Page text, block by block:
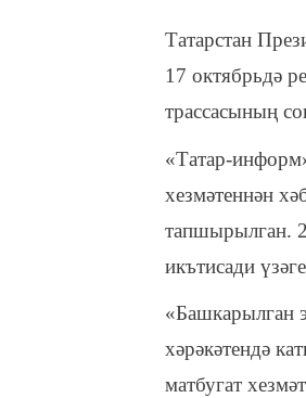
Татарстан
17 октябрьдә
трассасының
«Татар-
хезмәтеннән
тапшырылган.
икътисади
«Башкарылган
хәрәкәтендә
матбугат